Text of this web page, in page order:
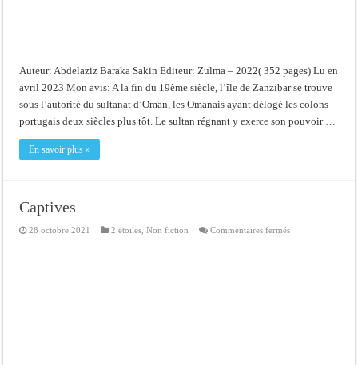
Auteur: Abdelaziz Baraka Sakin Editeur: Zulma – 2022( 352 pages) Lu en
avril 2023 Mon avis: A la fin du 19ème siècle, l’île de Zanzibar se trouve
sous l’autorité du sultanat d’Oman, les Omanais ayant délogé les colons
portugais deux siècles plus tôt. Le sultan régnant y exerce son pouvoir …
En savoir plus »
Captives
28 octobre 2021 2 étoiles ,Non fiction Commentaires ferméssur